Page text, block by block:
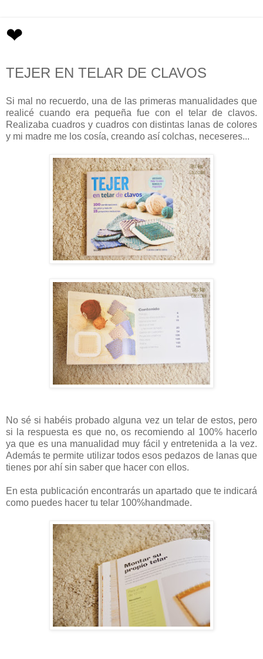
❤
TEJER EN TELAR DE CLAVOS
Si mal no recuerdo, una de las primeras manualidades que
realicé cuando era pequeña fue con el telar de clavos.
Realizaba cuadros y cuadros con distintas lanas de colores
y mi madre me los cosía, creando así colchas, neceseres...
No sé si habéis probado alguna vez un telar de estos, pero
si la respuesta es que no, os recomiendo al 100% hacerlo
ya que es una manualidad muy fácil y entretenida a la vez.
Además te permite utilizar todos esos pedazos de lanas que
tienes por ahí sin saber que hacer con ellos.
En esta publicación encontrarás un apartado que te indicará
como puedes hacer tu telar 100%handmade.